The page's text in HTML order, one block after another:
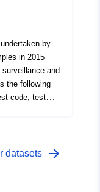
by
in 2015
and
the following
code; test
datasets arrow_forward